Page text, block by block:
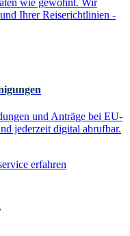
Ihrer Reiserichtlinien -
und Anträge bei EU-
jederzeit digital abrufbar.
erfahren